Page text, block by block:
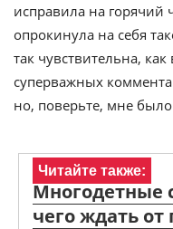
исправила на горячий
опрокинула на себя
так чувствительна,
суперважных
но, поверьте, мне
Читайте также:
Многодетные
чего ждать от